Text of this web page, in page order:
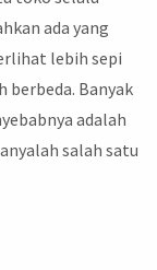
ada yang
lebih sepi
berbeda. Banyak
adalah
salah satu